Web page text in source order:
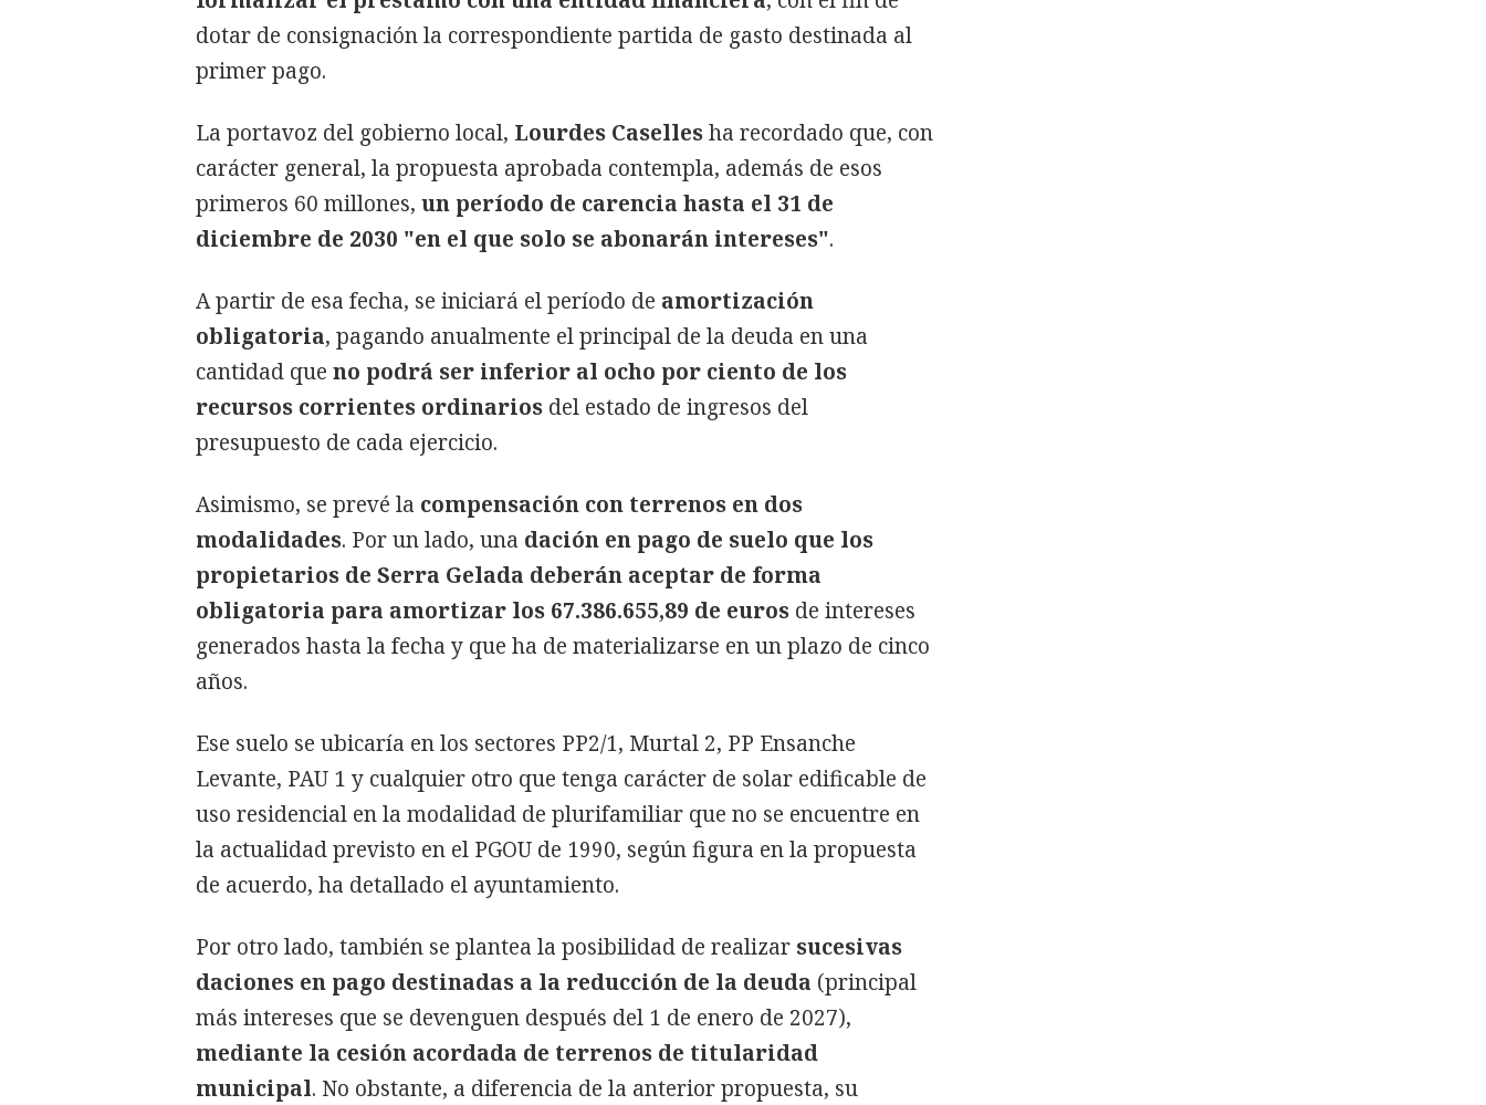
dotar de consignación la correspondiente partida de gasto destinada al
primer pago.
La portavoz del gobierno local, Lourdes Casellesha recordado que, con
carácter general, la propuesta aprobada contempla, además de esos
primeros 60 millones, un período de carencia hasta el 31 de
diciembre de 2030 "en el que solo se abonarán intereses".
A partir de esa fecha, se iniciará el período de amortización
obligatoria, pagando anualmente el principal de la deuda en una
cantidad que no podrá ser inferior al ocho por ciento de los
recursos corrientes ordinarios del estado de ingresos del
presupuesto de cada ejercicio.
Asimismo, se prevé la compensación con terrenos en dos
modalidades. Por un lado, una dación en pago de suelo que los
propietarios de Serra Gelada deberán aceptar de forma
obligatoria para amortizar los 67.386.655,89 de euros de intereses
generados hasta la fecha y que ha de materializarse en un plazo de cinco
años.
Ese suelo se ubicaría en los sectores PP2/1, Murtal 2, PP Ensanche
Levante, PAU 1 y cualquier otro que tenga carácter de solar edificable de
uso residencial en la modalidad de plurifamiliar que no se encuentre en
la actualidad previsto en el PGOU de 1990, según figura en la propuesta
de acuerdo, ha detallado el ayuntamiento.
Por otro lado, también se plantea la posibilidad de realizar sucesivas
daciones en pago destinadas a la reducción de la deuda (principal
más intereses que se devenguen después del 1 de enero de 2027),
mediante la cesión acordada de terrenos de titularidad
municipal. No obstante, a diferencia de la anterior propuesta, su